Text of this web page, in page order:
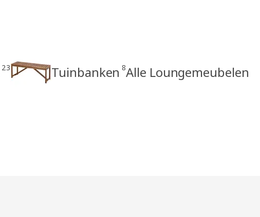
23 Tuinbanken 8Alle Loungemeubelen